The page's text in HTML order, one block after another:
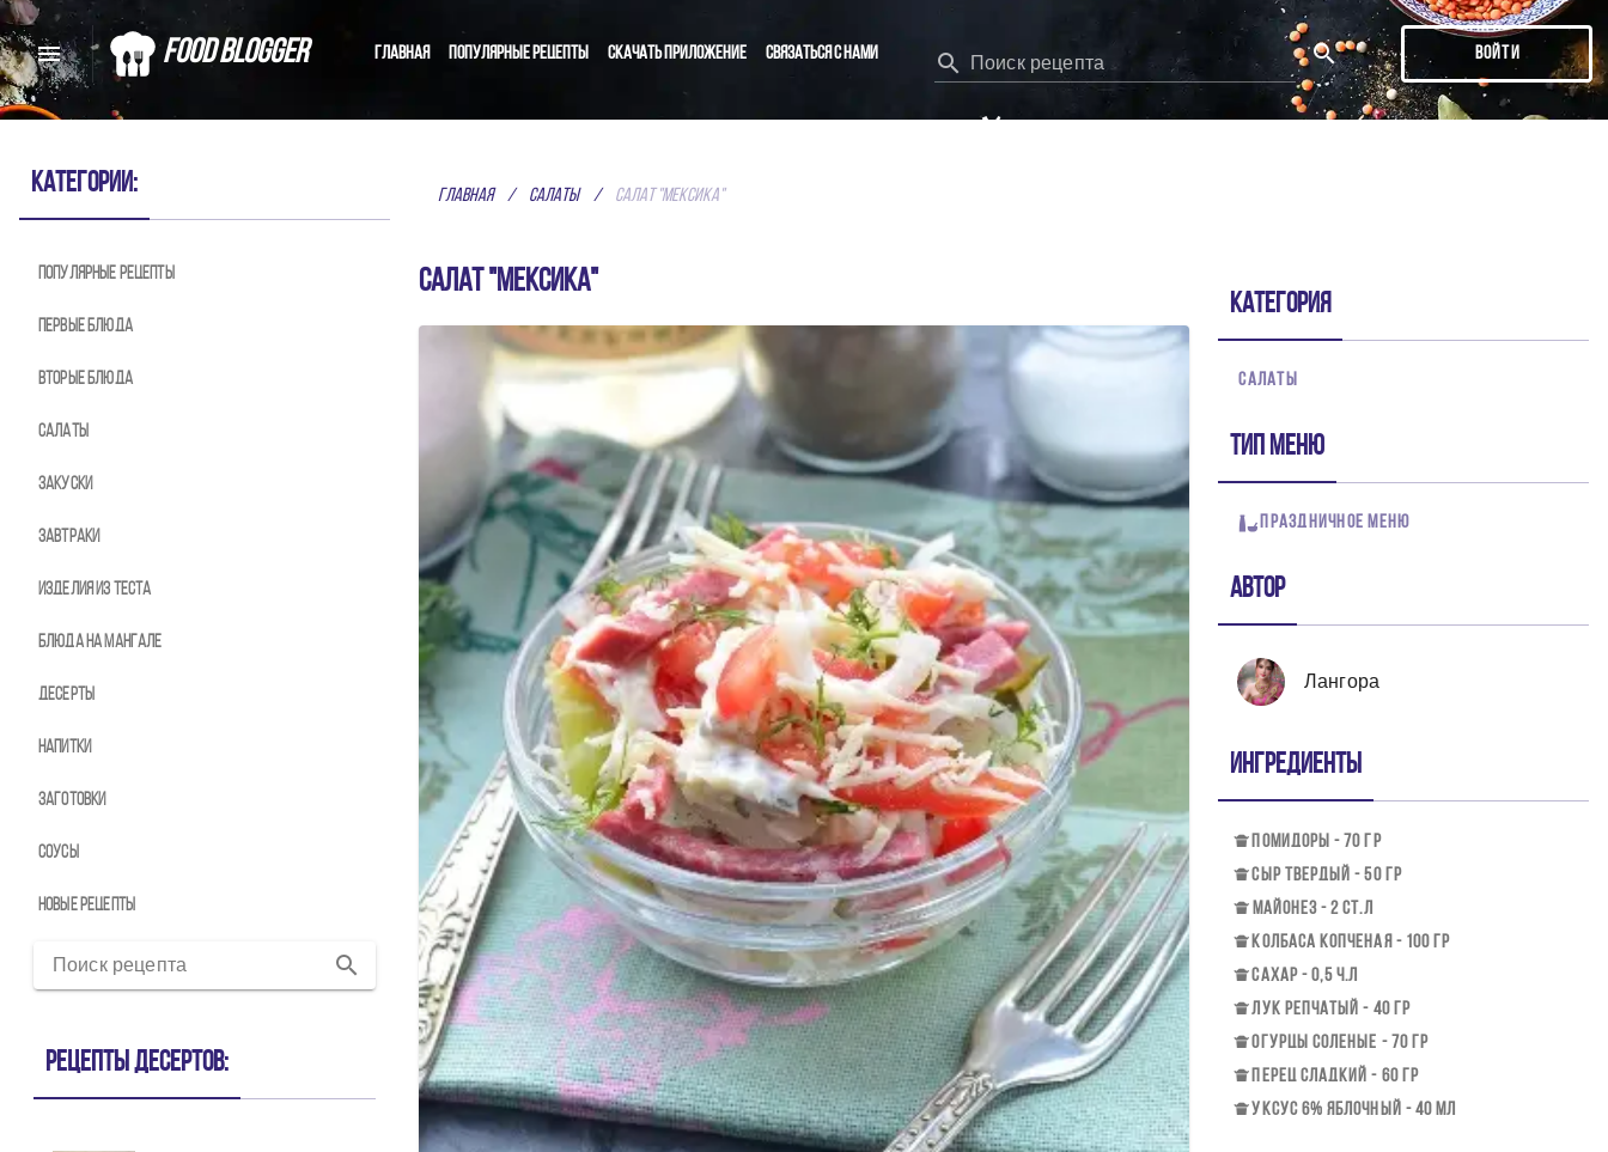
Food Blogger Главная Популярные рецепты Скачать приложение Связаться с нами Поиск рецепта ВОЙТИ
Домашние рецепты от обычных пользователей, а лучшие из них показываются в первую очередь!
Категории:
Популярные рецепты
Первые блюда
Вторые блюда
Салаты
Закуски
Завтраки
Изделия из теста
Блюда на мангале
Десерты
Напитки
Заготовки
Соусы
Новые рецепты
Поиск рецепта
Рецепты десертов:
Главная / Салаты / Салат "Мексика"
Салат "Мексика"
Категория
САЛАТЫ
Тип меню
ПРАЗДНИЧНОЕ МЕНЮ
Автор
Лангора
Ингредиенты
ПОМИДОРЫ - 70 ГР
СЫР ТВЕРДЫЙ - 50 ГР
МАЙОНЕЗ - 2 СТ.Л
КОЛБАСА КОПЧЕНАЯ - 100 ГР
САХАР - 0,5 Ч.Л
ЛУК РЕПЧАТЫЙ - 40 ГР
ОГУРЦЫ СОЛЕНЫЕ - 70 ГР
ПЕРЕЦ СЛАДКИЙ - 60 ГР
УКСУС 6% ЯБЛОЧНЫЙ - 40 МЛ